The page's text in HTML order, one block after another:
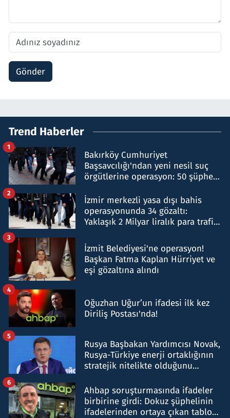
Gönder
Trend Haberler
Bakırköy Cumhuriyet
Başsavcılığı'ndan yeni nesil suç
örgütlerine operasyon: 50 şüpheli
1
İzmir merkezli yasa dışı bahis
operasyonunda 34 gözaltı:
Yaklaşık 2 Milyar liralık para trafiği
2
İzmit Belediyesi'ne operasyon!
Başkan Fatma Kaplan Hürriyet ve
eşi gözaltına alındı
3
Oğuzhan Uğur’un ifadesi ilk kez
Diriliş Postası'nda!
4
Rusya Başbakan Yardımcısı Novak,
Rusya-Türkiye enerji ortaklığının
stratejik nitelikte olduğunu
5
Ahbap soruşturmasında ifadeler
birbirine girdi: Dokuz şüphelinin
ifadelerinden ortaya çıkan tablo
6